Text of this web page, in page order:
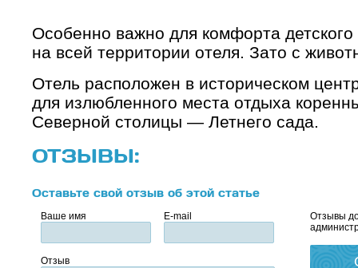
Особенно важно для комфорта
на всей территории отеля. Зато с
Отель расположен в историческом
для излюбленного места отдыха
Северной столицы — Летнего сада.
ОТЗЫВЫ:
Оставьте свой отзыв об этой статье
Ваше имя E-mail
Отзыв
Отзывы